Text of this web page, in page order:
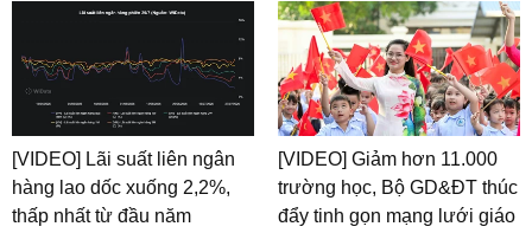
[VIDEO] Lãi suất liên ngân
hàng lao dốc xuống 2,2%,
thấp nhất từ đầu năm
[VIDEO] Giảm hơn 11.000
trường học, Bộ GD&ĐT thúc
đẩy tinh gọn mạng lưới giáo